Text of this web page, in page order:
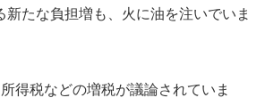
新たな負担増も、火に油を注いでいま
得税などの増税が議論されていま